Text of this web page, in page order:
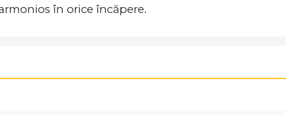
în orice încăpere.